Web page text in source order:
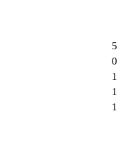
1
1
1
0
5